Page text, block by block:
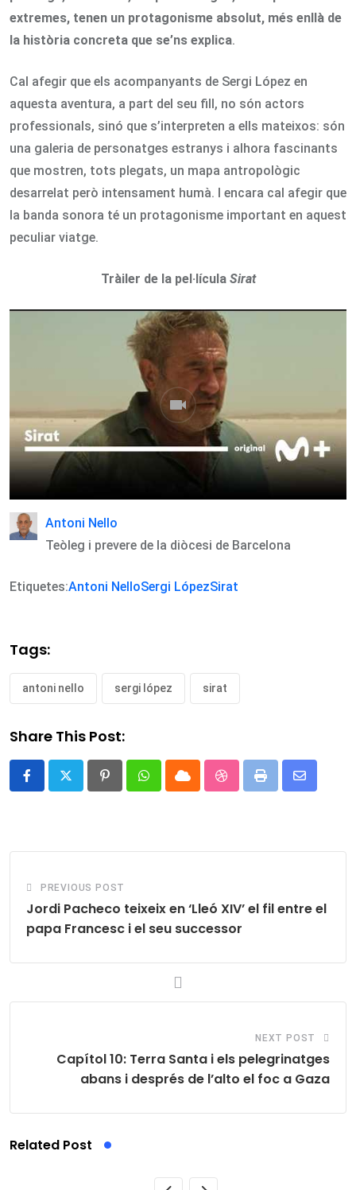
extremes, tenen un protagonisme absolut, més enllà de
la història concreta que se’ns explica.
Cal afegir que els acompanyants de Sergi López en
aquesta aventura, a part del seu fill, no són actors
professionals, sinó que s’interpreten a ells mateixos: són
una galeria de personatges estranys i alhora fascinants
que mostren, tots plegats, un mapa antropològic
desarrelat però intensament humà. I encara cal afegir que
la banda sonora té un protagonisme important en aquest
peculiar viatge.
Tràiler de la pel·lícula Sirat
Antoni Nello
Teòleg i prevere de la diòcesi de Barcelona
Etiquetes:Antoni NelloSergi LópezSirat
Tags:
antoni nello sergi lópez sirat
Share This Post:
PinterestWhatsappCloud StumbleUpon
Print
Share
PREVIOUS POST
Jordi Pacheco teixeix en ‘Lleó XIV’ el fil entre el
papa Francesc i el seu successor
NEXT POST
Capítol 10: Terra Santa i els pelegrinatges
abans i després de l’alto el foc a Gaza
Related Post